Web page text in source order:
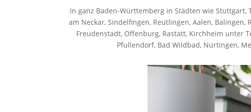
In ganz Baden-Württemberg in Städten wie Stuttgart,
am Neckar, Sindelfingen, Reutlingen, Aalen,
Freudenstadt, Offenburg, Rastatt, Kirchheim unter
Pfullendorf, Bad Wildbad, Nürtingen,